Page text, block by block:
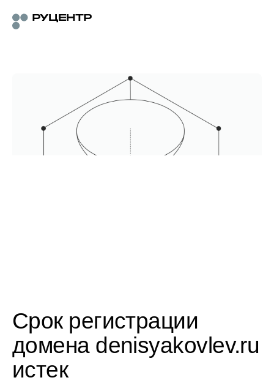
Срок регистрации
домена denisyakovlev.ru
истек